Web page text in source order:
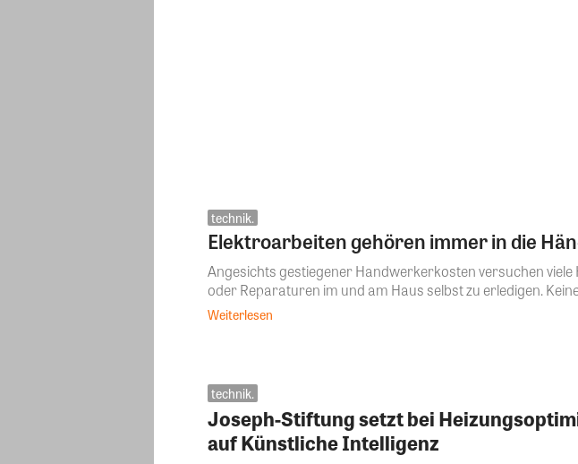
technik.
Elektroarbeiten gehören immer in die
Angesichts gestiegener Handwerkerkosten versuchen
oder Reparaturen im und am Haus selbst zu erledigen.
Weiterlesen
technik.
Joseph-Stiftung setzt bei
auf Künstliche Intelligenz